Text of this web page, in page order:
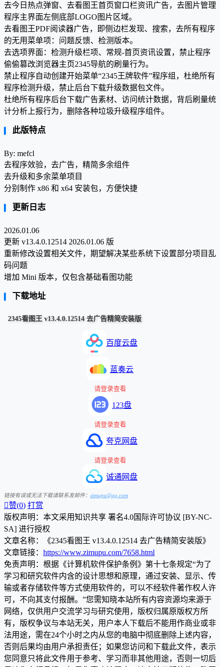
去今日热点弹窗、去看图王首页窗口栏资讯广告，去图片管理
程序主界面左侧底部LOGO图片区域。
去看图王PDF阅读器广告，即侧边栏发现、搜索，去所有程序
的无用菜单项：问题反馈、检测版本。
去选项界面：检测升级栏项、常规-首页资讯设置，禁止程序
偷偷篡改浏览器主页2345导航的刷量行为。
禁止程序自动创建开始菜单“2345王牌软件”程序组，杜绝所有
程序检测升级，禁止后台下载升级数据包文件。
杜绝所有程序后台下载广告素材、访问统计数据，背后刷量统
计分析上报行为，删除各种垃圾升级程序组件。
此版特点
By: mefcl
去程序效验，去广告，精简多余组件
去升级和多余菜单项目
分别制作 x86 和 x64 安装包，方便快捷
更新日志
2026.01.06
更新 v13.4.0.12514 2026.01.06 版
重新修改设置相关文件，期望解决某些系统下设置部分项目乱
码问题
增加 Mini 版本，仅包含基础看图功能
下载地址
2345看图王 v13.4.0.12514 去广告精简安装版
百度云盘
蓝奏云
请登录查看
123盘
请登录查看
夸克网盘
请登录查看
诚通网盘
链接有误或无法下载请联系发邮件： zimupu@qq.com
赞(0) 打赏
版权声明：本文采用知识共享 署名4.0国际许可协议 [BY-NC-
SA] 进行授权
文章名称：《2345看图王 v13.4.0.12514 去广告精简安装版》
文章链接： https://www.zimupu.com/7658.html
免责声明：根据《计算机软件保护条例》第十七条规定“为了
学习和研究软件内含的设计思想和原理，通过安装、显示、传
输或者存储软件等方式使用软件的，可以不经软件著作权人许
可，不向其支付报酬。”您需知晓本站所有内容资源均来源于
网络，仅供用户交流学习与研究使用，版权归属原版权方所
有，版权争议与本站无关，用户本人下载后不能用作商业或非
法用途，需在24个小时之内从您的电脑中彻底删除上述内容，
否则后果均由用户承担责任；如果您访问和下载此文件，表示
您同意只将此文件用于参考、学习而非其他用途，否则一切后